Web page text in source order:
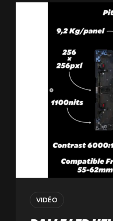
NOS
NOS
NOS
Lille
21 Avenue de
59223 Roncq,
VIDÉO